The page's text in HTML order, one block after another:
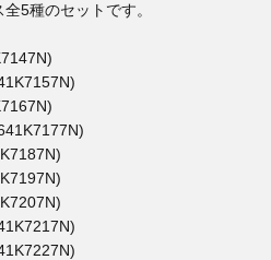
5種のセットです。